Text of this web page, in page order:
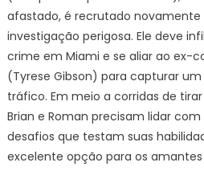
afastado, é recrutado
investigação perigosa. Ele deve
crime em Miami e se aliar ao ex-
(Tyrese Gibson) para capturar
tráfico. Em meio a corridas de
Brian e Roman precisam lidar
desafios que testam suas
excelente opção para os